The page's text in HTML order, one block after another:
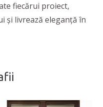
fiecărui proiect,
și livrează eleganţă în